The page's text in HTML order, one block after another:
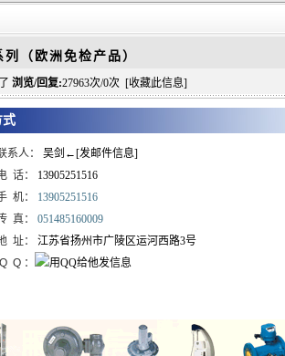
（欧洲免检产品）
浏览/回复:27963次/0次 [收藏此信息]
式
系人：
吴剑←[发邮件信息]
话：
13905251516
机：
13905251516
真： 051485160009
址：
江苏省扬州市广陵区运河西路3号
Q Q ：